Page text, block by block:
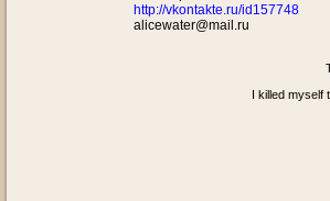
http://vkontakte.ru/id157748
alicewater@mail.ru
I killed myself